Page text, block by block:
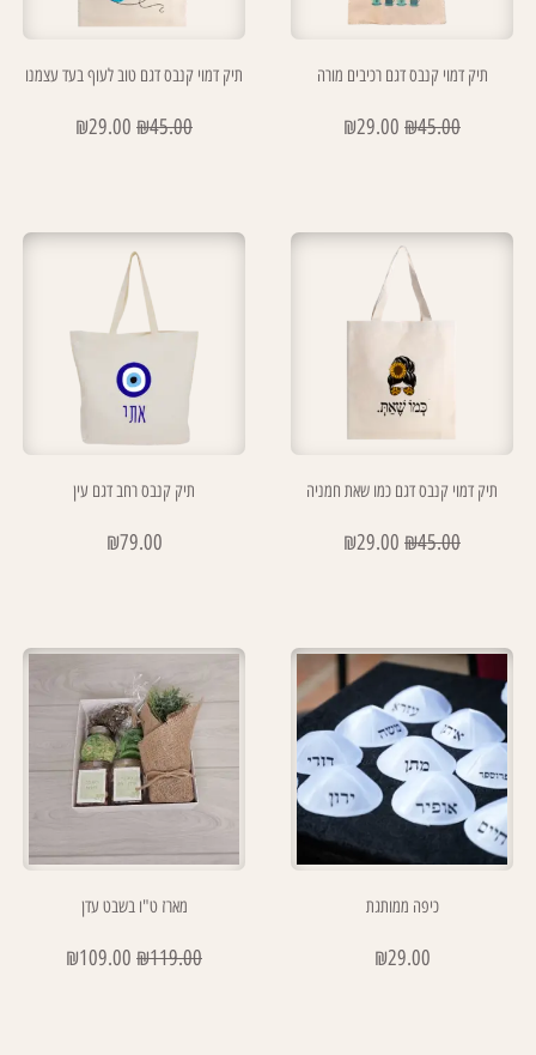
תיק דמוי קנבס דגם רכיבים מורה
₪45.00
₪29.00
תיק דמוי קנבס דגם טוב לעוף בעד עצמנו
₪45.00
₪29.00
תיק דמוי קנבס דגם כמו שאת חמניה
₪45.00
₪29.00
תיק קנבס רחב דגם עין
₪79.00
כיפה ממותגת
₪29.00
מארז ט"ו בשבט עדן
₪119.00
₪109.00